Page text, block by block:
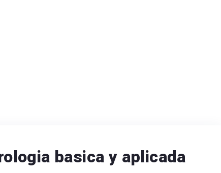
basica y aplicada